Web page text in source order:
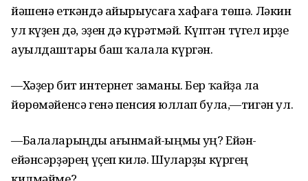
йәшенә еткәндә айырыусаға хафаға төшә. Ләкин
ул күҙен дә, эҙен дә күрһәтмәй. Күптән түгел ирҙе
ауылдаштары баш ҡалала күргән.
—Хәҙер бит интернет заманы. Бер ҡайҙа ла
йөрөмәйенсә генә пенсия юллап була,—тигән ул.
—Балаларыңды һағынмай-һыңмы һуң? Ейән-
ейәнсәрҙәрең үҫеп килә. Шуларҙы күргең